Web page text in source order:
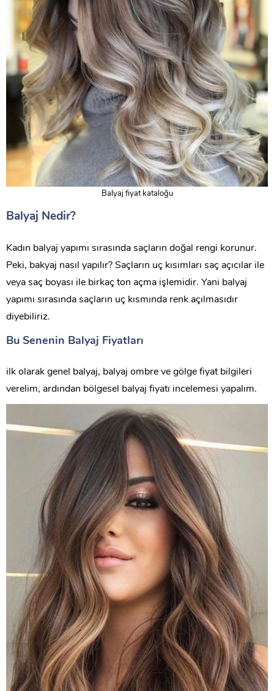
Balyaj fiyat kataloğu
Balyaj Nedir?
Kadın balyaj yapımı sırasında saçların doğal rengi korunur.
Peki, bakyaj nasıl yapılır? Saçların uç kısımları saç açıcılar ile
veya saç boyası ile birkaç ton açma işlemidir. Yani balyaj
yapımı sırasında saçların uç kısmında renk açılmasıdır
diyebiliriz.
Bu Senenin Balyaj Fiyatları
ilk olarak genel balyaj, balyaj ombre ve gölge fiyat bilgileri
verelim, ardından bölgesel balyaj fiyatı incelemesi yapalım.